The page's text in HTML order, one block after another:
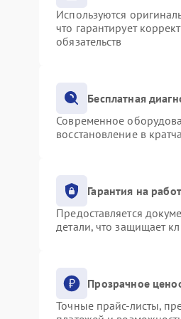
Используются
что гарантирует
обязательств
Бесплатная
Современное
восстановление в
Гарантия на
Предоставляется
детали, что защищает
Прозрачное
Точные прайс-листы,